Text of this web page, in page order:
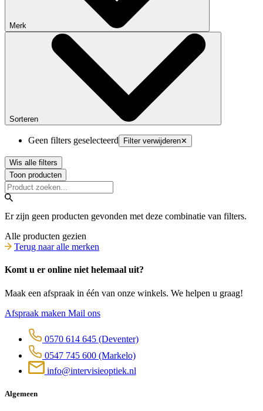
Merk
Sorteren
Geen filters geselecteerd Filter verwijderen✕
Wis alle filters
Toon producten
Er zijn geen producten gevonden met deze combinatie van filters.
Alle producten gezien
Terug naar alle merken
Komt u er online niet helemaal uit?
Maak een afspraak in één van onze winkels. We helpen u graag!
Afspraak maken Mail ons
0570 614 645 (Deventer)
0547 745 600 (Markelo)
info@intervisieoptiek.nl
Algemeen